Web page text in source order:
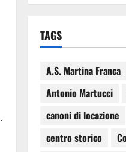
TAGS
A.S. Martina Franca
Antonio Martucci
canoni di locazione
centro storico